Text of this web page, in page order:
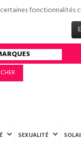
fonctionnalités
SEXUALITÉ